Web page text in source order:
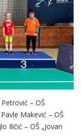
Petrović – OŠ
Makević – OŠ
Iličić – OŠ „Jovan